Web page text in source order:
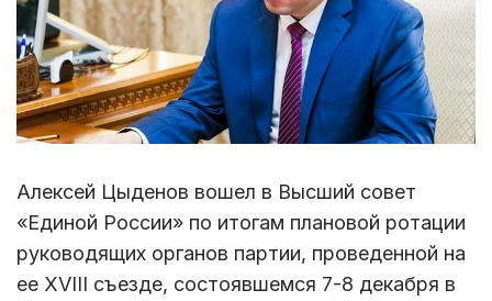
Алексей Цыденов вошел в Высший совет
«Единой России» по итогам плановой ротации
руководящих органов партии, проведенной на
ее XVIII съезде, состоявшемся 7-8 декабря в